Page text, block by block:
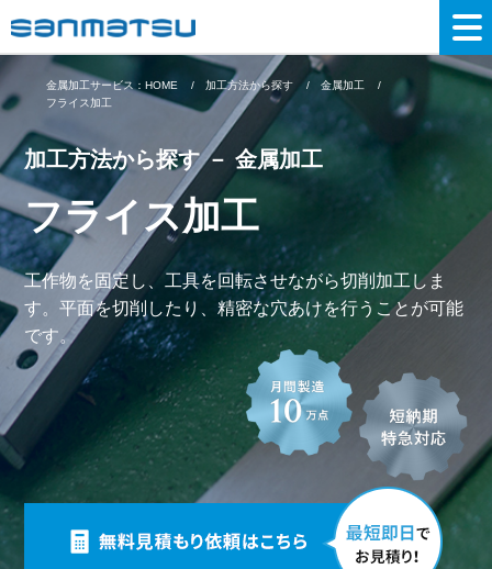
金属加工サービス：HOME 加工方法から探す
金属加工
フライス加工
加工方法から探す － 金属加工
フライス加工
工作物を固定し、工具を回転させながら切削加工しま
す。平面を切削したり、精密な穴あけを行うことが可能
です。